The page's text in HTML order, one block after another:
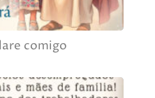
comigo